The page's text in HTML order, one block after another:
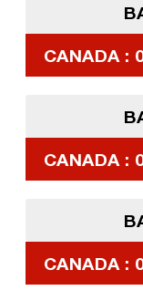
CANADA :
CANADA :
CANADA :